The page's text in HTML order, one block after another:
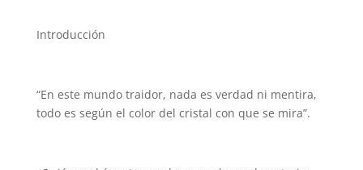
Introducción
“En este mundo traidor, nada es verdad ni mentira,
todo es según el color del cristal con que se mira”.